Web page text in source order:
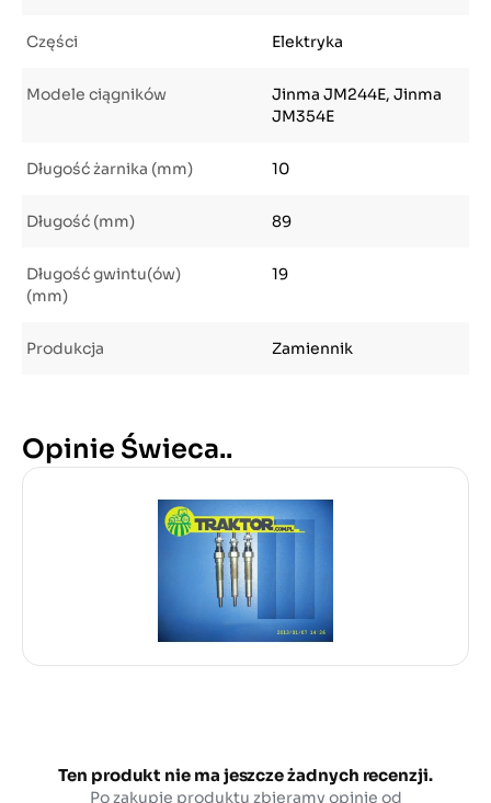
Części Elektryka
Modele ciągników
Jinma JM244E, Jinma
JM354E
Długość żarnika (mm) 10
Długość (mm) 89
Długość gwintu(ów)
(mm)
19
Produkcja Zamiennik
Opinie Świeca..
Ten produkt nie ma jeszcze żadnych recenzji.
Po zakupie produktu zbieramy opinie od